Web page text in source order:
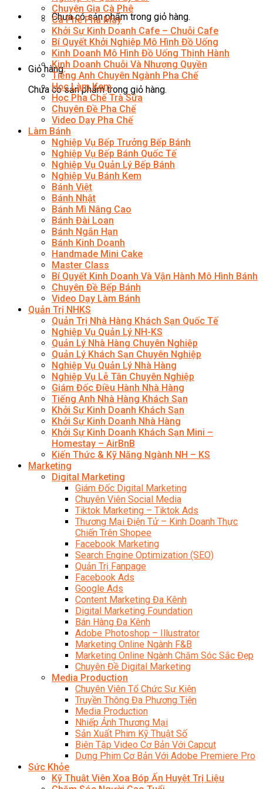
Chưa có sản phẩm trong giỏ hàng.
Giỏ hàng
Chưa có sản phẩm trong giỏ hàng.
Chuyên Gia Cà Phê
Cà Phê Pha Máy
Khởi Sự Kinh Doanh Cafe – Chuỗi Cafe
Bí Quyết Khởi Nghiệp Mô Hình Đồ Uống
Kinh Doanh Mô Hình Đồ Uống Thịnh Hành
Kinh Doanh Chuỗi Và Nhượng Quyền
Tiếng Anh Chuyên Ngành Pha Chế
Học Làm Kem
Học Pha Chế Trà Sữa
Chuyên Đề Pha Chế
Video Dạy Pha Chế
Làm Bánh
Nghiệp Vụ Bếp Trưởng Bếp Bánh
Nghiệp Vụ Bếp Bánh Quốc Tế
Nghiệp Vụ Quản Lý Bếp Bánh
Nghiệp Vụ Bánh Kem
Bánh Việt
Bánh Nhật
Bánh Mì Nâng Cao
Bánh Đài Loan
Bánh Ngắn Hạn
Bánh Kinh Doanh
Handmade Mini Cake
Master Class
Bí Quyết Kinh Doanh Và Vận Hành Mô Hình Bánh
Chuyên Đề Bếp Bánh
Video Dạy Làm Bánh
Quản Trị NHKS
Quản Trị Nhà Hàng Khách Sạn Quốc Tế
Nghiệp Vụ Quản Lý NH-KS
Quản Lý Nhà Hàng Chuyên Nghiệp
Quản Lý Khách Sạn Chuyên Nghiệp
Nghiệp Vụ Quản Lý Nhà Hàng
Nghiệp Vụ Lễ Tân Chuyên Nghiệp
Giám Đốc Điều Hành Nhà Hàng
Tiếng Anh Nhà Hàng Khách Sạn
Khởi Sự Kinh Doanh Khách Sạn
Khởi Sự Kinh Doanh Nhà Hàng
Khởi Sự Kinh Doanh Khách Sạn Mini –
Homestay – AirBnB
Kiến Thức & Kỹ Năng Ngành NH – KS
Marketing
Digital Marketing
Giám Đốc Digital Marketing
Chuyên Viên Social Media
Tiktok Marketing – Tiktok Ads
Thương Mại Điện Tử – Kinh Doanh Thực
Chiến Trên Shopee
Facebook Marketing
Search Engine Optimization (SEO)
Quản Trị Fanpage
Facebook Ads
Google Ads
Content Marketing Đa Kênh
Digital Marketing Foundation
Bán Hàng Đa Kênh
Adobe Photoshop – Illustrator
Marketing Online Ngành F&B
Marketing Online Ngành Chăm Sóc Sắc Đẹp
Chuyên Đề Digital Marketing
Media Production
Chuyên Viên Tổ Chức Sự Kiện
Truyền Thông Đa Phương Tiện
Media Production
Nhiếp Ảnh Thương Mại
Sản Xuất Phim Kỹ Thuật Số
Biên Tập Video Cơ Bản Với Capcut
Dựng Phim Cơ Bản Với Adobe Premiere Pro
Sức Khỏe
Kỹ Thuật Viên Xoa Bóp Ấn Huyệt Trị Liệu